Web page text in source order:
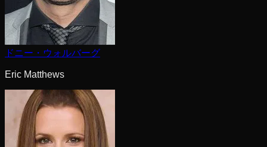
ドニー・ウォルバーグ
Eric Matthews